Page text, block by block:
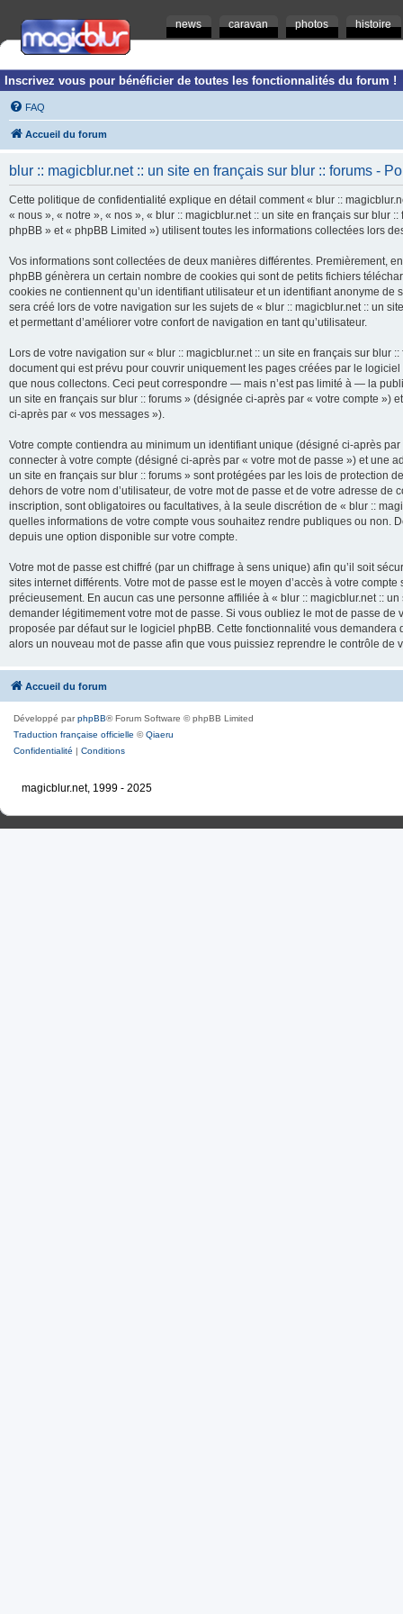
news caravan photos histoire
Inscrivez vous pour bénéficier de toutes les fonctionnalités du forum !
FAQ
Accueil du forum
blur :: magicblur.net :: un site en français sur blur :: forums -
Cette politique de confidentialité explique en détail comment « blur ::
« nous », « notre », « nos », « blur :: magicblur.net :: un site en français sur blur
phpBB » et « phpBB Limited ») utilisent toutes les informations collectées lors
Vos informations sont collectées de deux manières différentes. Premièrement,
phpBB génèrera un certain nombre de cookies qui sont de petits fichiers
cookies ne contiennent qu’un identifiant utilisateur et un identifiant anonyme
sera créé lors de votre navigation sur les sujets de « blur :: magicblur.net :: un
et permettant d’améliorer votre confort de navigation en tant qu’utilisateur.
Lors de votre navigation sur « blur :: magicblur.net :: un site en français sur
document qui est prévu pour couvrir uniquement les pages créées par le
que nous collectons. Ceci peut correspondre — mais n’est pas limité à — la
un site en français sur blur :: forums » (désignée ci-après par « votre compte
ci-après par « vos messages »).
Votre compte contiendra au minimum un identifiant unique (désigné ci-après
connecter à votre compte (désigné ci-après par « votre mot de passe ») et une
un site en français sur blur :: forums » sont protégées par les lois de protection
dehors de votre nom d’utilisateur, de votre mot de passe et de votre adresse
inscription, sont obligatoires ou facultatives, à la seule discrétion de « blur ::
quelles informations de votre compte vous souhaitez rendre publiques ou non.
depuis une option disponible sur votre compte.
Votre mot de passe est chiffré (par un chiffrage à sens unique) afin qu’il soit
sites internet différents. Votre mot de passe est le moyen d’accès à votre
précieusement. En aucun cas une personne affiliée à « blur :: magicblur.net ::
demander légitimement votre mot de passe. Si vous oubliez le mot de passe
proposée par défaut sur le logiciel phpBB. Cette fonctionnalité vous
alors un nouveau mot de passe afin que vous puissiez reprendre le contrôle de
Accueil du forum
Développé parphpBB® Forum Software © phpBB Limited
Traduction française officielle ©Qiaeru
Confidentialité | Conditions
magicblur.net, 1999 - 2025